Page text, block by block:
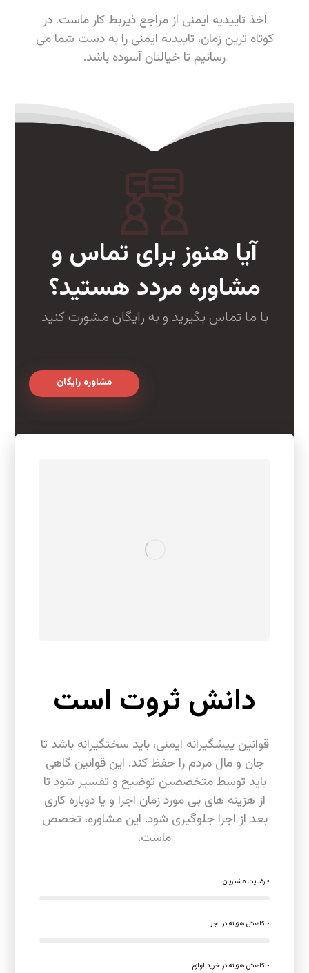
اخذ تاییدیه ایمنی از مراجع ذیربط کار ماست. در
کوتاه ترین زمان، تاییدیه ایمنی را به دست شما می
رسانیم تا خیالتان آسوده باشد.
آیا هنوز برای تماس و
مشاوره مردد هستید؟
با ما تماس بگیرید و به رایگان مشورت کنید
مشاوره رایگان
دانش ثروت است
قوانین پیشگیرانه ایمنی، باید سختگیرانه باشد تا
جان و مال مردم را حفظ کند. این قوانین گاهی
باید توسط متخصصین توضیح و تفسیر شود تا
از هزینه های بی مورد زمان اجرا و یا دوباره کاری
بعد از اجرا جلوگیری شود. این مشاوره، تخصص
ماست.
◦ رضایت مشتریان
◦ کاهش هزینه در اجرا
◦ کاهش هزینه در خرید لوازم